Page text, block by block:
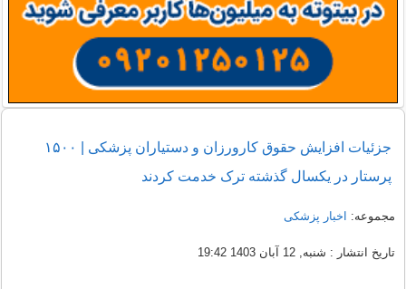
جزئیات افزایش حقوق کارورزان و دستیاران پزشکی | ۱۵۰۰
پرستار در یکسال گذشته ترک خدمت کردند
مجموعه: اخبار پزشکی
تاریخ انتشار : شنبه, 12 آبان 1403 19:42